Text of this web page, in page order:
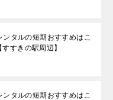
ンタルの短期おすすめはこ
すきの駅周辺】
ンタルの短期おすすめはこ